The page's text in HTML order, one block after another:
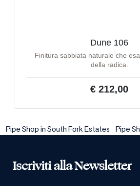
Dune 106
Finitura sabbiata naturale che
della radica.
€ 212,00
Pipe Shop in South Fork Estates Pipe
Iscriviti alla Newsletter